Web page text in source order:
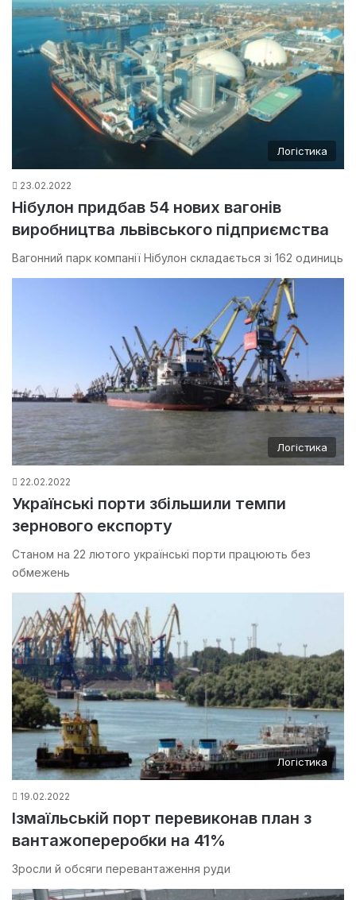
Логістика
23.02.2022
Нібулон придбав 54 нових вагонів
виробництва львівського підприємства
Вагонний парк компанії Нібулон складається зі 162 одиниць
Логістика
22.02.2022
Українські порти збільшили темпи
зернового експорту
Станом на 22 лютого українські порти працюють без
обмежень
Логістика
19.02.2022
Ізмаїльській порт перевиконав план з
вантажопереробки на 41%
Зросли й обсяги перевантаження руди